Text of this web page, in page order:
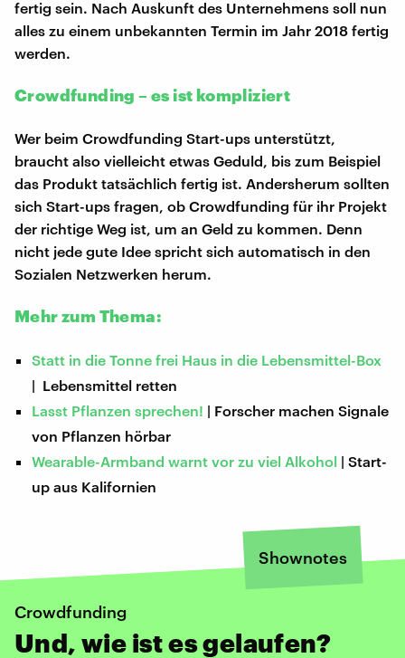
fertig sein. Nach Auskunft des Unternehmens soll nun
alles zu einem unbekannten Termin im Jahr 2018 fertig
werden.
Crowdfunding – es ist kompliziert
Wer beim Crowdfunding Start-ups unterstützt,
braucht also vielleicht etwas Geduld, bis zum Beispiel
das Produkt tatsächlich fertig ist. Andersherum sollten
sich Start-ups fragen, ob Crowdfunding für ihr Projekt
der richtige Weg ist, um an Geld zu kommen. Denn
nicht jede gute Idee spricht sich automatisch in den
Sozialen Netzwerken herum.
Mehr zum Thema:
Statt in die Tonne frei Haus in die Lebensmittel-Box
| Lebensmittel retten
Lasst Pflanzen sprechen! | Forscher machen Signale
von Pflanzen hörbar
Wearable-Armband warnt vor zu viel Alkohol | Start-
up aus Kalifornien
Shownotes
Crowdfunding
Und, wie ist es gelaufen?